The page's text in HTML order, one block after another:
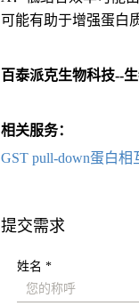
可能有助于增强蛋白
百泰派克生物科技--
相关服务：
GST pull-down蛋白相
提交需求
姓名 *